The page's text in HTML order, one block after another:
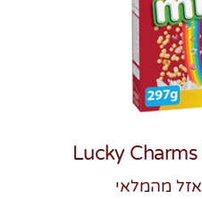
אזל מהמלאי